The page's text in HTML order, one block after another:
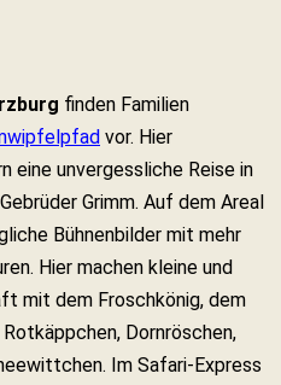
finden Familien
vor. Hier
eine unvergessliche Reise in
Grimm. Auf dem Areal
Bühnenbilder mit mehr
Hier machen kleine und
mit dem Froschkönig, dem
Dornröschen,
Im Safari-Express